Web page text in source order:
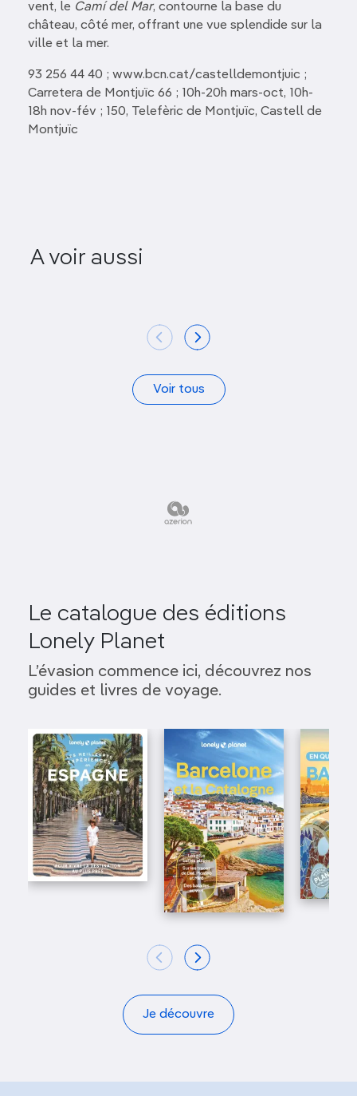
vent, le Camí del Mar, contourne la base du
château, côté mer, offrant une vue splendide sur la
ville et la mer.
93 256 44 40 ; www.bcn.cat/castelldemontjuic ;
Carretera de Montjuïc 66 ; 10h-20h mars-oct, 10h-
18h nov-fév ; 150, Telefèric de Montjuïc, Castell de
Montjuïc
A voir aussi
Rambla del Poblenou
Voir tous
Le catalogue des éditions
Lonely Planet
L’évasion commence ici, découvrez nos
guides et livres de voyage.
Je découvre